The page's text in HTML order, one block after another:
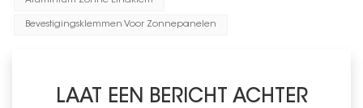
Bevestigingsklemmen Voor Zonnepanelen
LAAT EEN BERICHT ACHTER